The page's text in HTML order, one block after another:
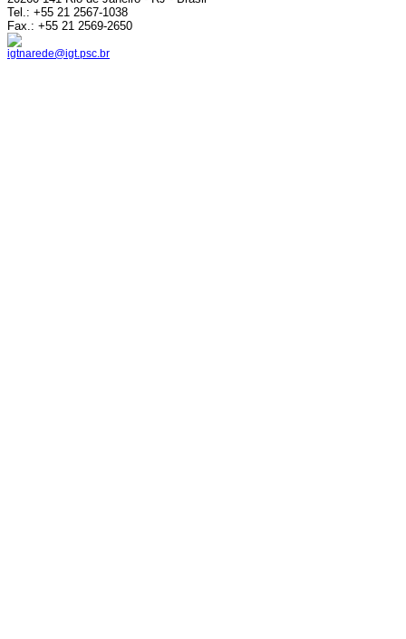
Tel.: +55 21 2567-1038
Fax.: +55 21 2569-2650
igtnarede@igt.psc.br